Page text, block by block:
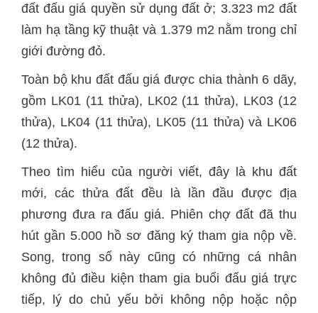
đất đấu giá quyền sử dụng đất ở; 3.323 m2 đất
làm hạ tầng kỹ thuật và 1.379 m2 nằm trong chỉ
giới đường đỏ.
Toàn bộ khu đất đấu giá được chia thành 6 dãy,
gồm LK01 (11 thửa), LK02 (11 thửa), LK03 (12
thửa), LK04 (11 thửa), LK05 (11 thửa) và LK06
(12 thửa).
Theo tìm hiểu của người viết, đây là khu đất
mới, các thửa đất đều là lần đầu được địa
phương đưa ra đấu giá. Phiên chợ đất đã thu
hút gần 5.000 hồ sơ đăng ký tham gia nộp về.
Song, trong số này cũng có những cá nhân
không đủ điều kiện tham gia buổi đấu giá trực
tiếp, lý do chủ yếu bởi không nộp hoặc nộp